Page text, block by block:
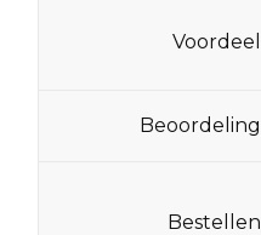
Voordeel
Beoordeling
Bestellen